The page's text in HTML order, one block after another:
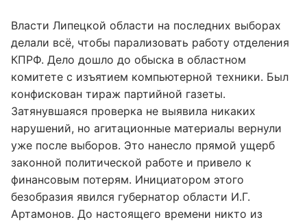
Власти Липецкой области на последних выборах
делали всё, чтобы парализовать работу отделения
КПРФ. Дело дошло до обыска в областном
комитете с изъятием компьютерной техники. Был
конфискован тираж партийной газеты.
Затянувшаяся проверка не выявила никаких
нарушений, но агитационные материалы вернули
уже после выборов. Это нанесло прямой ущерб
законной политической работе и привело к
финансовым потерям. Инициатором этого
безобразия явился губернатор области И.Г.
Артамонов. До настоящего времени никто из